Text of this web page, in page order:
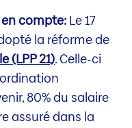
compte: Le 17
la réforme de
(LPP 21). Celle-ci
80% du salaire
assuré dans la